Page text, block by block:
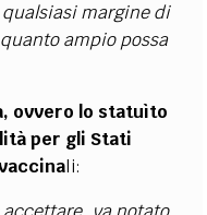
margine di
ampio possa
ovvero lo statuìto
per gli Stati
li: